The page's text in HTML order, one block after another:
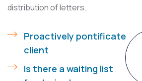
distribution of letters.
Proactively pontificate
client
Is there a waiting list